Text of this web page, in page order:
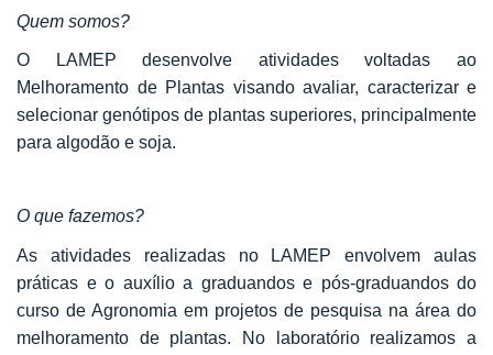
Quem somos?
O LAMEP desenvolve atividades voltadas ao
Melhoramento de Plantas visando avaliar, caracterizar e
selecionar genótipos de plantas superiores, principalmente
para algodão e soja.
O que fazemos?
As atividades realizadas no LAMEP envolvem aulas
práticas e o auxílio a graduandos e pós-graduandos do
curso de Agronomia em projetos de pesquisa na área do
melhoramento de plantas. No laboratório realizamos a